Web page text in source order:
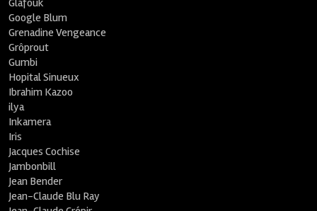
Glafouk
Google Blum
Grenadine Vengeance
Grôprout
Gumbi
Hopital Sinueux
Ibrahim Kazoo
ilya
Inkamera
Iris
Jacques Cochise
Jambonbill
Jean Bender
Jean-Claude Blu Ray